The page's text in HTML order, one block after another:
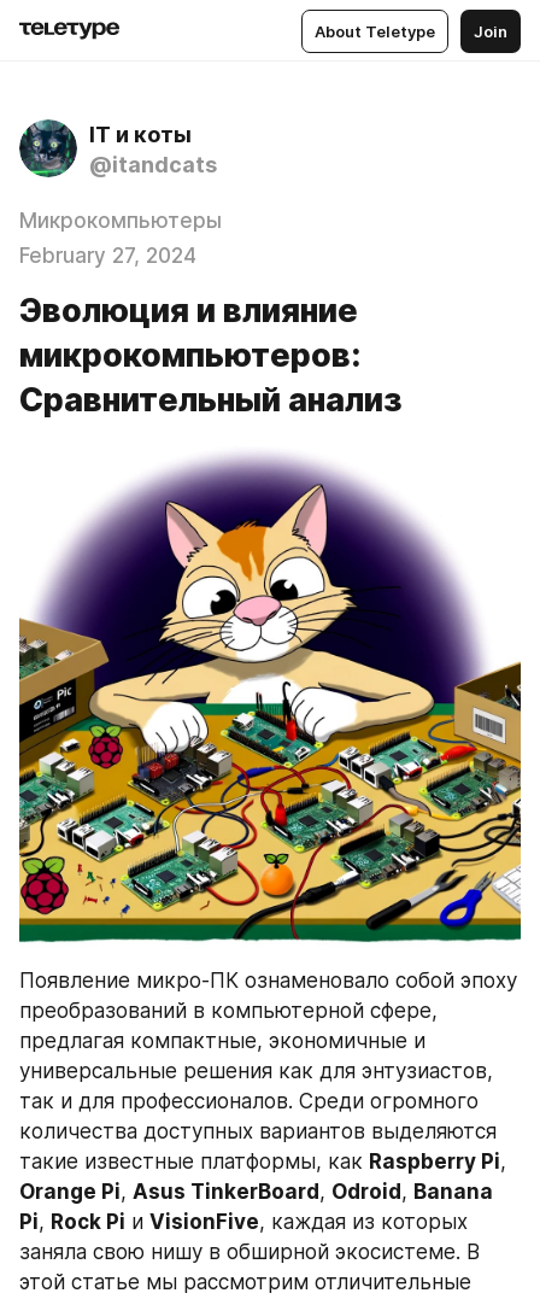
About Teletype Join
IT и коты
@itandcats
Микрокомпьютеры
February 27, 2024
Эволюция и влияние
микрокомпьютеров:
Сравнительный анализ
Появление микро-ПК ознаменовало собой эпоху
преобразований в компьютерной сфере,
предлагая компактные, экономичные и
универсальные решения как для энтузиастов,
так и для профессионалов. Среди огромного
количества доступных вариантов выделяются
такие известные платформы, как Raspberry Pi
Orange Pi, Asus TinkerBoard , Odroid , Banana
Pi, Rock Pi и VisionFive, каждая из которых
заняла свою нишу в обширной экосистеме. В
этой статье мы рассмотрим отличительные